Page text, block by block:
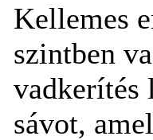
Kellemes
szintben
vadkerítés
sávot,